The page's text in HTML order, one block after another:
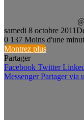
samedi 8 octobre 2011
0 137 Moins d'une
Montrez plus
Partager
Facebook Twitter
Messenger Partager via